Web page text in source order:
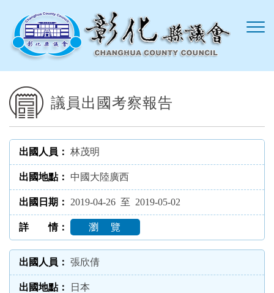
議員出國考察報告
林茂明
中國大陸廣西
2019-04-26 至 2019-05-02
瀏 覽
張欣倩
日本